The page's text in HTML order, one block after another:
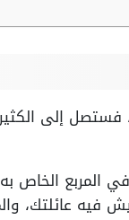
إلى الكثير
المربع الخاص
فيه عائلتك،